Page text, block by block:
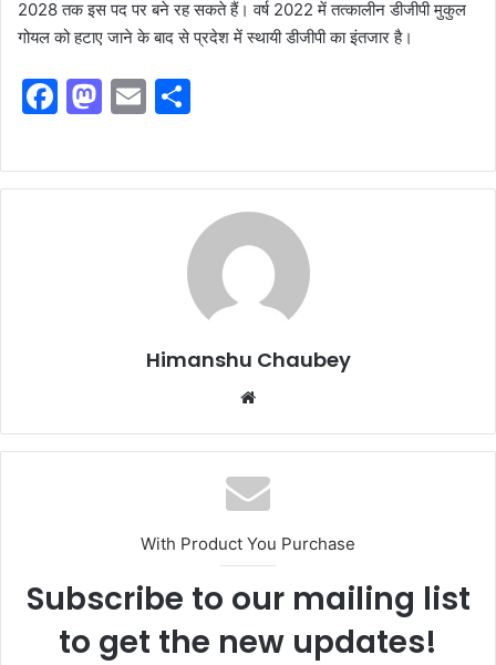
2028 तक इस पद पर बने रह सकते हैं। वर्ष 2022 में तत्कालीन डीजीपी मुकुल
गोयल को हटाए जाने के बाद से प्रदेश में स्थायी डीजीपी का इंतजार है।
F
c
e
M
st
o
E
ai
l
ar
e
Himanshu Chaubey
With Product You Purchase
Subscribe to our mailing list
to get the new updates!